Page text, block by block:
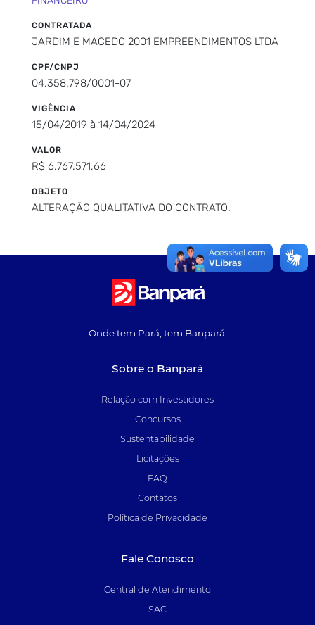
CONTRATADA
JARDIM E MACEDO 2001 EMPREENDIMENTOS LTDA
CPF/CNPJ
04.358.798/0001-07
VIGÊNCIA
15/04/2019 à 14/04/2024
VALOR
R$ 6.767.571,66
OBJETO
ALTERAÇÃO QUALITATIVA DO CONTRATO.
Onde tem Pará, tem Banpará.
Sobre o Banpará
Relação com Investidores
Concursos
Sustentabilidade
Licitações
FAQ
Contatos
Política de Privacidade
Fale Conosco
Central de Atendimento
SAC